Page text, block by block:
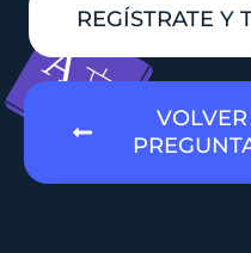
REGÍSTRATE Y